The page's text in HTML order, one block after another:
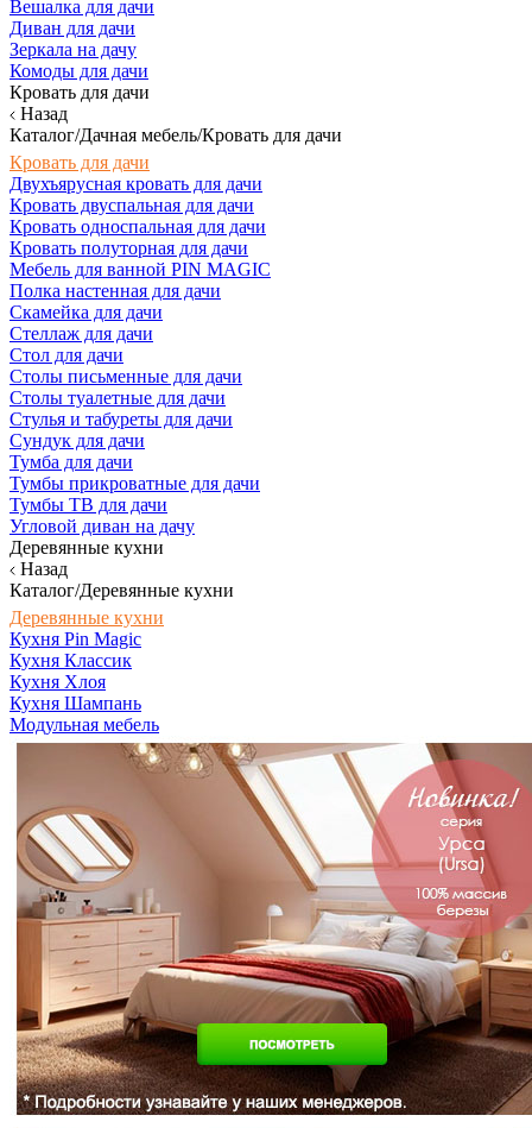
Вешалка для дачи
Диван для дачи
Зеркала на дачу
Комоды для дачи
Кровать для дачи
Назад
Каталог/Дачная мебель/Кровать для дачи
Кровать для дачи
Двухъярусная кровать для дачи
Кровать двуспальная для дачи
Кровать односпальная для дачи
Кровать полуторная для дачи
Мебель для ванной PIN MAGIC
Полка настенная для дачи
Скамейка для дачи
Стеллаж для дачи
Стол для дачи
Столы письменные для дачи
Столы туалетные для дачи
Стулья и табуреты для дачи
Сундук для дачи
Тумба для дачи
Тумбы прикроватные для дачи
Тумбы ТВ для дачи
Угловой диван на дачу
Деревянные кухни
Назад
Каталог/Деревянные кухни
Деревянные кухни
Кухня Pin Magic
Кухня Классик
Кухня Хлоя
Кухня Шампань
Модульная мебель